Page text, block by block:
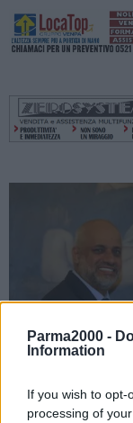
Parma2000 -
Information
If you wish to
processing of